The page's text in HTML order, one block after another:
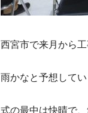
西宮市で来月から
雨かなと予想してい
式の最中は快晴で